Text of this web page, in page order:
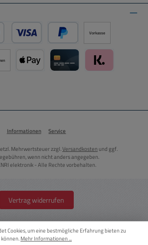
Kredit- oder Debitkarte über PayPal
Später Bezahlen über PayPal
Vorkasse
Informationen Service
Mehrwertsteuer zzgl.Versandkosten und ggf.
wenn nicht anders angegeben.
elektronik - Alle Rechte vorbehalten.
Vertrag widerrufen
Cookies, um eine bestmögliche Erfahrung bieten zu
können.Mehr Informationen ...